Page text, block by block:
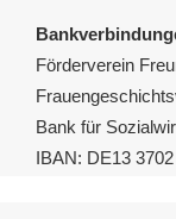
Förderverein
Bank für
IBAN: DE13